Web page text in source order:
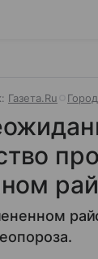
Газета.Ru Город